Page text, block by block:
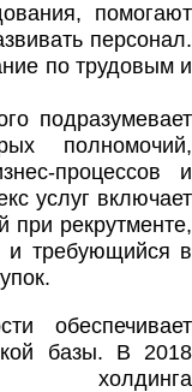
помогают
персонал.
по трудовым и
подразумевает
полномочий,
процессов и
услуг включает
при рекрутменте,
и требующийся в
обеспечивает
базы. В 2018
холдинга